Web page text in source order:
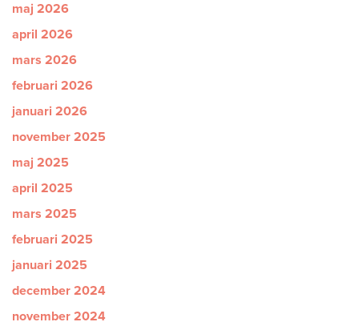
maj 2026
april 2026
mars 2026
februari 2026
januari 2026
november 2025
maj 2025
april 2025
mars 2025
februari 2025
januari 2025
december 2024
november 2024